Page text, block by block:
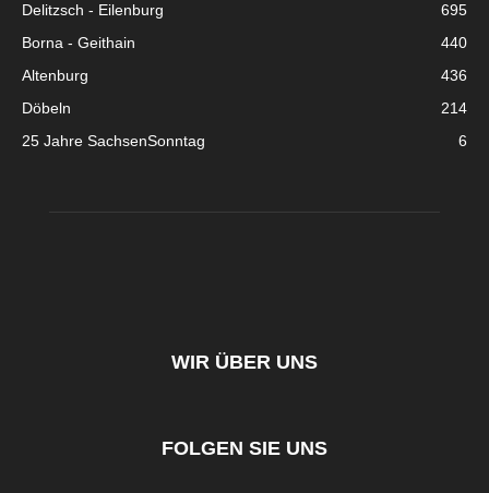
Delitzsch - Eilenburg
695
Borna - Geithain
440
Altenburg
436
Döbeln
214
25 Jahre SachsenSonntag
6
WIR ÜBER UNS
FOLGEN SIE UNS